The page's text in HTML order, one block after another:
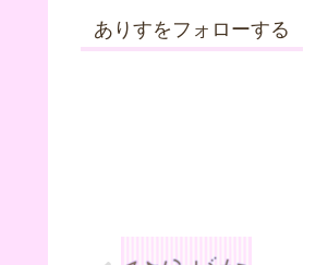
ありすをフォローする